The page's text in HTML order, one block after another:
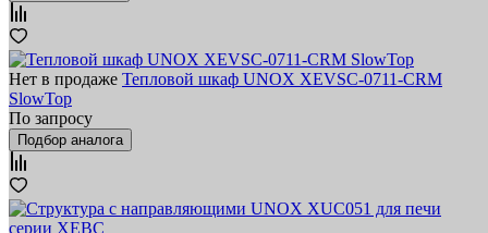
Нет в продаже Тепловой шкаф UNOX XEVSC-0711-CRM
SlowTop
По запросу
Подбор аналога